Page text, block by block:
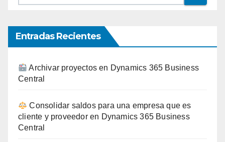
Entradas Recientes
Archivar proyectos en Dynamics 365 Business
Central
Consolidar saldos para una empresa que es
cliente y proveedor en Dynamics 365 Business
Central